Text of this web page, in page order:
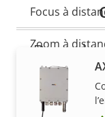
Description
de la
propriété
Focus à
Zoom à
Éclairage IR
Stockage
Pour la
Notre garantie
problème et